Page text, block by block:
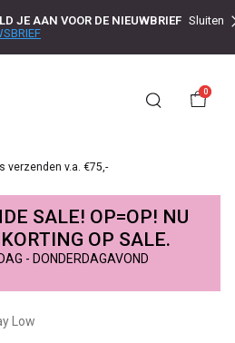
JE AAN VOOR DE NIEUWBRIEF Sluiten
0
SALE! OP=OP! NU
OP SALE.
- DONDERDAGAVOND
Low